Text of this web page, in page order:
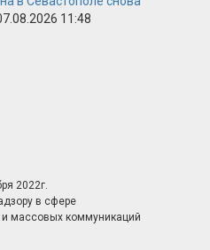
11:48
2022г.
в сфере
массовых коммуникаций